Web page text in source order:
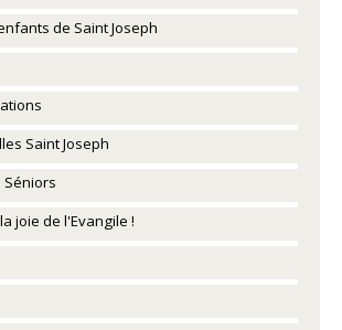
de Saint Joseph
Saint Joseph
Séniors
joie de l'Evangile !